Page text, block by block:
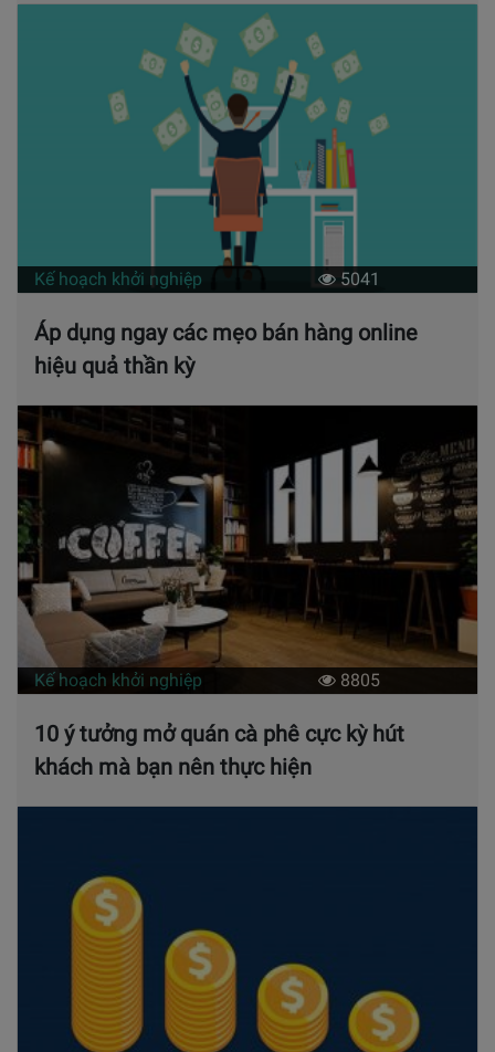
Kế hoạch khởi nghiệp 5041
Áp dụng ngay các mẹo bán hàng online
hiệu quả thần kỳ
Kế hoạch khởi nghiệp 8805
10 ý tưởng mở quán cà phê cực kỳ hút
khách mà bạn nên thực hiện